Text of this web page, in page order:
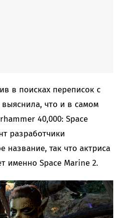
в поисках переписок с
выяснила, что и в самом
40,000: Space
разработчики
название, так что актриса
именно Space Marine 2.